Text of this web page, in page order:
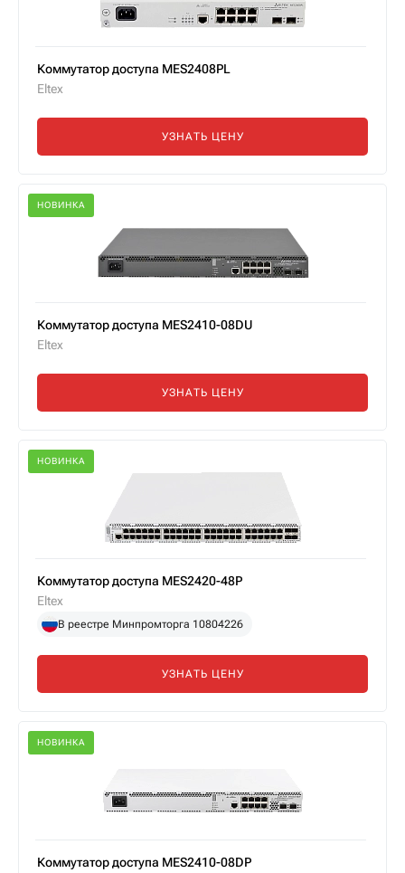
Коммутатор доступа MES2408PL
Eltex
УЗНАТЬ ЦЕНУ
НОВИНКА
Коммутатор доступа MES2410-08DU
Eltex
УЗНАТЬ ЦЕНУ
НОВИНКА
Коммутатор доступа MES2420-48P
Eltex
В реестре Минпромторга 10804226
УЗНАТЬ ЦЕНУ
НОВИНКА
Коммутатор доступа MES2410-08DP